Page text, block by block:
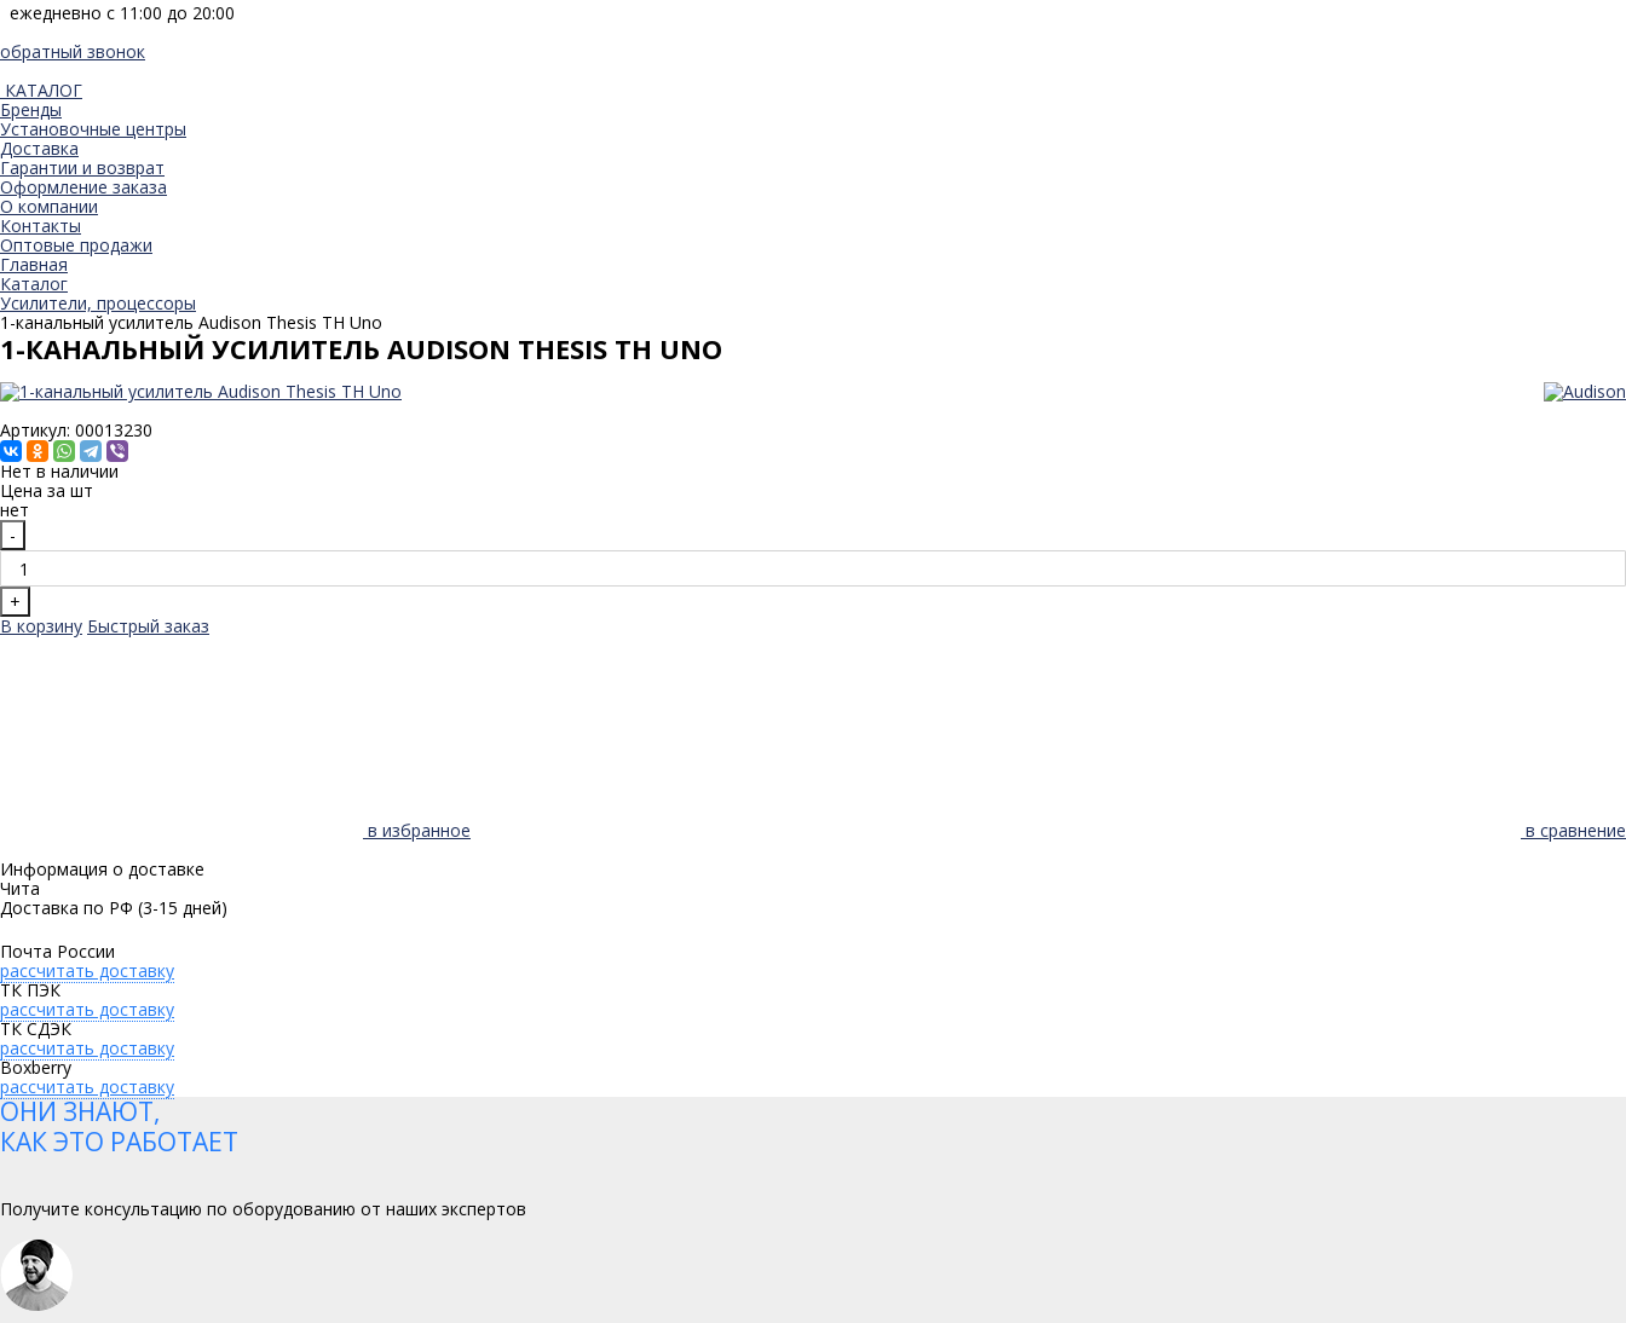
ежедневно с 11:00 до 20:00
обратный звонок
КАТАЛОГ
Бренды
Установочные центры
Доставка
Гарантии и возврат
Оформление заказа
О компании
Контакты
Оптовые продажи
Главная
Каталог
Усилители, процессоры
1-канальный усилитель Audison Thesis TH Uno
1-КАНАЛЬНЫЙ УСИЛИТЕЛЬ AUDISON THESIS TH UNO
Артикул: 00013230
Нет в наличии
Цена за шт
нет
-
+
В корзину Быстрый заказ
в избранное
в сравнение
Информация о доставке
Чита
Доставка по РФ (3-15 дней)
Почта России
рассчитать доставку
ТК ПЭК
рассчитать доставку
ТК СДЭК
рассчитать доставку
Boxberry
рассчитать доставку
ОНИ ЗНАЮТ,
КАК ЭТО РАБОТАЕТ
Получите консультацию по оборудованию от наших экспертов